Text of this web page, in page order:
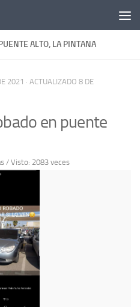
ALTO, LA PINTANA
2021 · ACTUALIZADO 8 DE
en puente
/ Visto: 2083 veces